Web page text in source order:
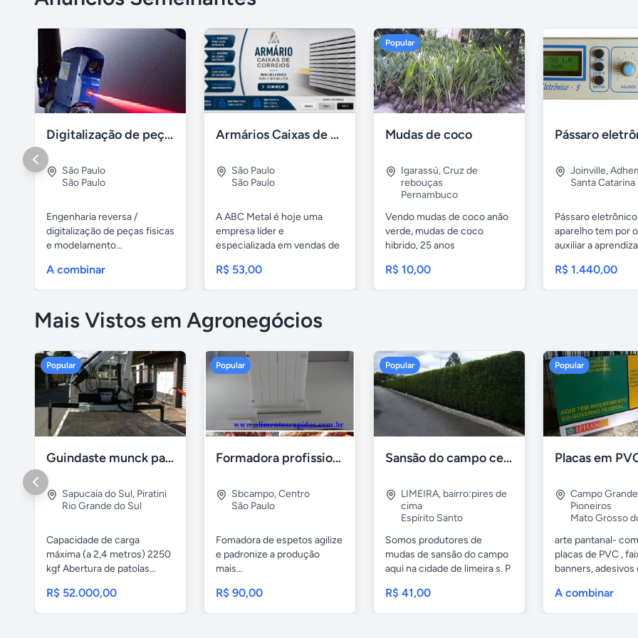
Digitalização de peças e produtos / impressão 3D polyworks
São Paulo
São Paulo
Engenharia reversa /
digitalização de peças fisicas
e modelamento...
A combinar
Armários Caixas de Correio para Condominio - ABC Metal
São Paulo
São Paulo
A ABC Metal é hoje uma
empresa líder e
especializada em vendas de
R$ 53,00
Popular
Mudas de coco
Igarassú,Cruz de
rebouças
Pernambuco
Vendo mudas de coco anão
verde, mudas de coco
hibrido, 25 anos
R$ 10,00
Pássaro
Joinville,
Santa Catarina
Pássaro
aparelho tem por
auxiliar a
R$ 1.440,00
Mais Vistos em Agronegócios
Popular
Guindaste munck para 2 toneladas
Sapucaia do Sul, Piratini
Rio Grande do Sul
Capacidade de carga
máxima (a 2,4 metros) 2250
kgf Abertura de patolas...
R$ 52.000,00
Popular
Formadora profissional carne
Sbcampo,Centro
São Paulo
Fomadora de espetos agilize
e padronize a produção
mais...
R$ 90,00
Popular
Sansão do campo cerca viva por 0,65 á muda
LIMEIRA, bairro:pires de
cima
Espírito Santo
Somos produtores de
mudas de sansão do campo
aqui na cidade de limeira s. P
R$ 41,00
Popular
Campo Grande
Pioneiros
Mato Grosso
arte pantanal-
placas de PVC ,
banners, adesivos
A combinar